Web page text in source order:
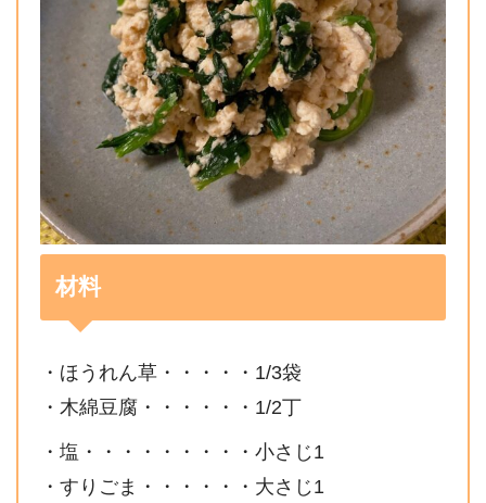
材料
・ほうれん草・・・・・1/3袋
・木綿豆腐・・・・・・1/2丁
・塩・・・・・・・・・小さじ1
・すりごま・・・・・・大さじ1